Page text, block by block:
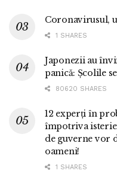
Coronavirusul,
1 SHARES
Japonezii au
panică: Școlile
80620 SHARES
12 experți în
împotriva
de guverne vor
oameni!
1 SHARES